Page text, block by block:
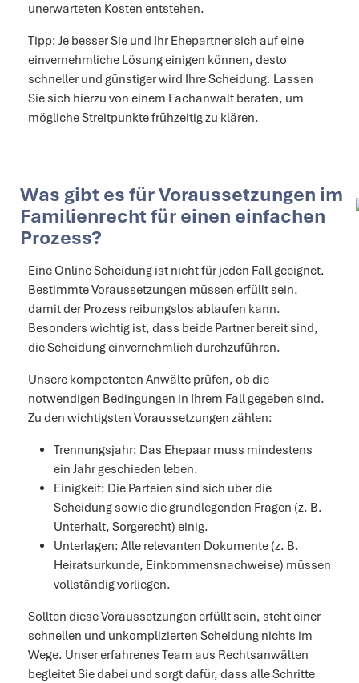
unerwarteten Kosten entstehen.
Tipp: Je besser Sie und Ihr Ehepartner sich auf eine
einvernehmliche Lösung einigen können, desto
schneller und günstiger wird Ihre Scheidung. Lassen
Sie sich hierzu von einem Fachanwalt beraten, um
mögliche Streitpunkte frühzeitig zu klären.
Was gibt es für Voraussetzungen im
Familienrecht für einen einfachen
Prozess?
Eine Online Scheidung ist nicht für jeden Fall geeignet.
Bestimmte Voraussetzungen müssen erfüllt sein,
damit der Prozess reibungslos ablaufen kann.
Besonders wichtig ist, dass beide Partner bereit sind,
die Scheidung einvernehmlich durchzuführen.
Unsere kompetenten Anwälte prüfen, ob die
notwendigen Bedingungen in Ihrem Fall gegeben sind.
Zu den wichtigsten Voraussetzungen zählen:
Trennungsjahr: Das Ehepaar muss mindestens
ein Jahr geschieden leben.
Einigkeit: Die Parteien sind sich über die
Scheidung sowie die grundlegenden Fragen (z. B.
Unterhalt, Sorgerecht) einig.
Unterlagen: Alle relevanten Dokumente (z. B.
Heiratsurkunde, Einkommensnachweise) müssen
vollständig vorliegen.
Sollten diese Voraussetzungen erfüllt sein, steht einer
schnellen und unkomplizierten Scheidung nichts im
Wege. Unser erfahrenes Team aus Rechtsanwälten
begleitet Sie dabei und sorgt dafür, dass alle Schritte